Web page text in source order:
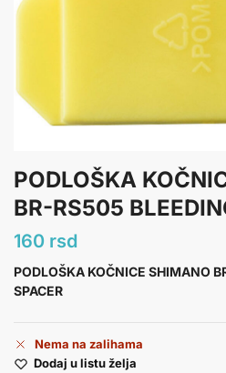
PODLOŠKA
BR-RS505
160 rsd
PODLOŠKA KOČNICE SHIMANO
SPACER
Nema na zalihama
Dodaj u listu želja